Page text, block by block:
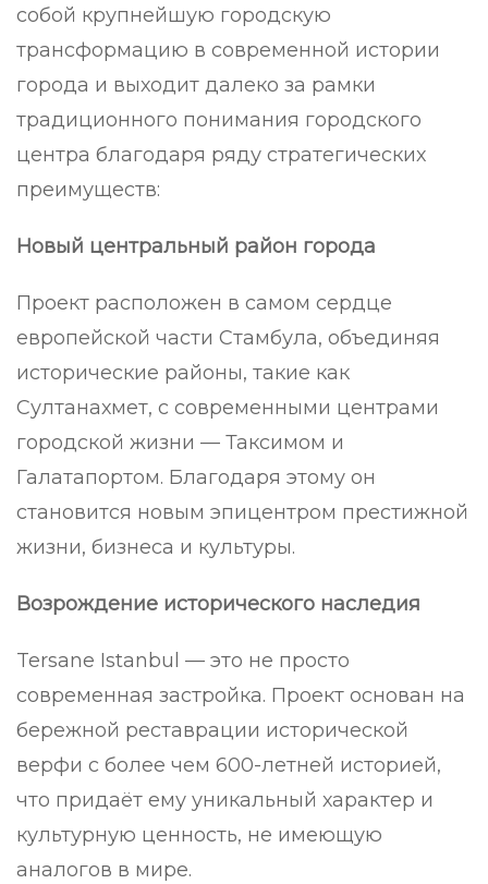
собой крупнейшую городскую
трансформацию в современной истории
города и выходит далеко за рамки
традиционного понимания городского
центра благодаря ряду стратегических
преимуществ:
Новый центральный район города
Проект расположен в самом сердце
европейской части Стамбула, объединяя
исторические районы, такие как
Султанахмет, с современными центрами
городской жизни — Таксимом и
Галатапортом. Благодаря этому он
становится новым эпицентром престижной
жизни, бизнеса и культуры.
Возрождение исторического наследия
Tersane Istanbul — это не просто
современная застройка. Проект основан на
бережной реставрации исторической
верфи с более чем 600-летней историей,
что придаёт ему уникальный характер и
культурную ценность, не имеющую
аналогов в мире.